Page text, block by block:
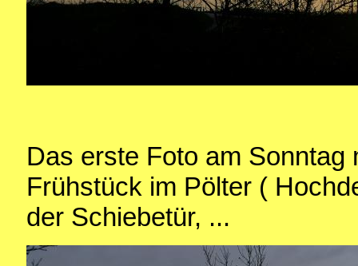
Das erste Foto am
Frühstück im Pölter (
der Schiebetür, ...